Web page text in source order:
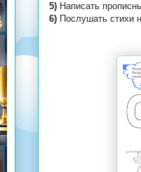
5) Написать
6) Послушать стихи